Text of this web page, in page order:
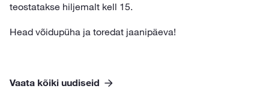
teostatakse hiljemalt kell 15.
Head võidupüha ja toredat jaanipäeva!
Vaata kõiki uudiseid